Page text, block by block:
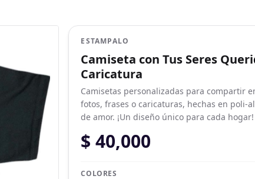
ESTAMPALO
Camiseta con Tus Seres
Caricatura
Camisetas personalizadas para compartir
fotos, frases o caricaturas, hechas en poli-
de amor. ¡Un diseño único para cada hogar!
$ 40,000
COLORES